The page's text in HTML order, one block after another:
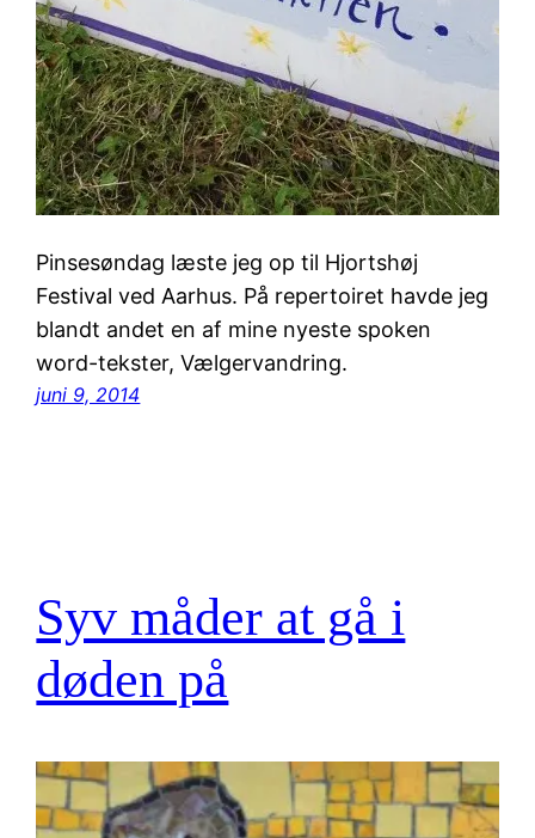
Pinsesøndag læste jeg op til Hjortshøj
Festival ved Aarhus. På repertoiret havde jeg
blandt andet en af mine nyeste spoken
word-tekster, Vælgervandring.
juni 9, 2014
Syv måder at gå i
døden på